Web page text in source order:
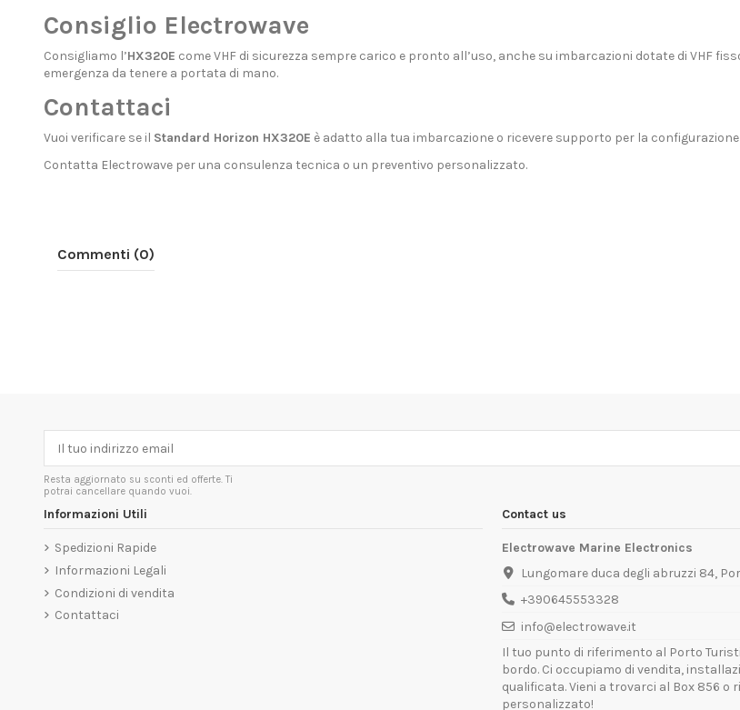
Consiglio Electrowave
Consigliamo l’HX320E come VHF di sicurezza sempre carico e pronto all’uso, anche su imbarcazioni dotate di VHF
emergenza da tenere a portata di mano.
Contattaci
Vuoi verificare se il Standard Horizon HX320E è adatto alla tua imbarcazione o ricevere supporto per la configurazione
Contatta Electrowaveper una consulenza tecnica o un preventivo personalizzato.
Commenti (0)
Resta aggiornato su sconti ed offerte. Ti
potrai cancellare quando vuoi.
Informazioni Utili
Spedizioni Rapide
Informazioni Legali
Condizioni di vendita
Contattaci
Contact us
Electrowave Marine Electronics
Lungomare duca degli abruzzi 84,
+390645553328
info@electrowave.it
Il tuo punto di riferimento al Porto
bordo. Ci occupiamo di vendita,
qualificata. Vieni a trovarci al Box 856 o
personalizzato!